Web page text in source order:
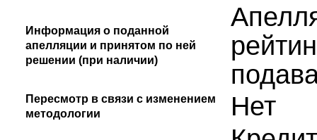
Информация о поданной
апелляции и принятом по ней
решении (при наличии)
Пересмотр в связи с изменением
методологии
Нет